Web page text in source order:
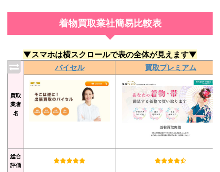
着物買取業社簡易比較表
▼スマホは横スクロールで表の全体が見えます▼
買取
業者
名
バイセル 買取プレミアム
総合
評価